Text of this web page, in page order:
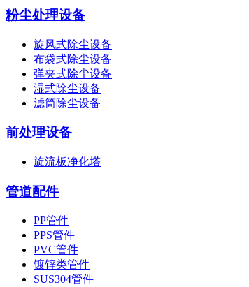
粉尘处理设备
旋风式除尘设备
布袋式除尘设备
弹夹式除尘设备
湿式除尘设备
滤筒除尘设备
前处理设备
旋流板净化塔
管道配件
PP管件
PPS管件
PVC管件
镀锌类管件
SUS304管件